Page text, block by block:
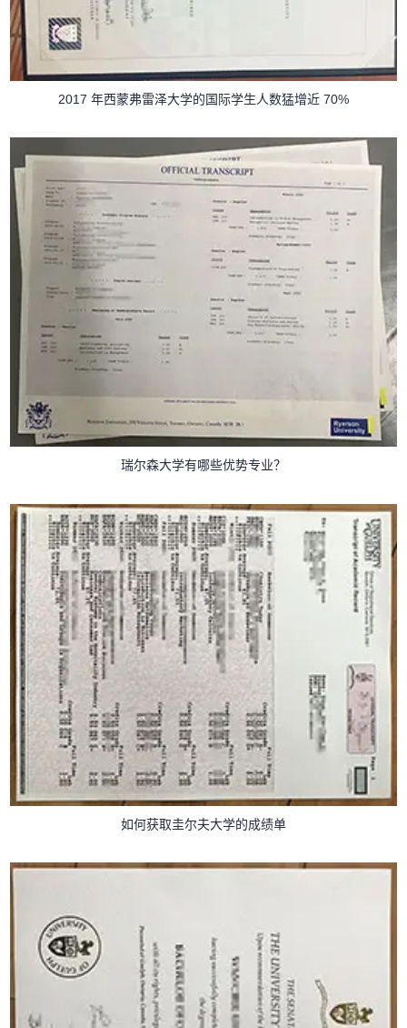
2017 年西蒙弗雷泽大学的国际学生人数猛增近 70%
瑞尔森大学有哪些优势专业？
如何获取圭尔夫大学的成绩单